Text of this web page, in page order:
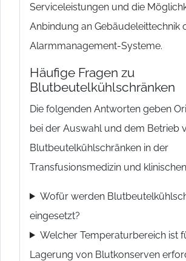
Serviceleistungen und die
Anbindung an Gebäudeleittechnik
Alarmmanagement-Systeme.
Häufige Fragen zu
Blutbeutelkühlschränken
Die folgenden Antworten geben
bei der Auswahl und dem Betrieb
Blutbeutelkühlschränken in der
Transfusionsmedizin und
Wofür werden
eingesetzt?
Welcher Temperaturbereich ist
Lagerung von Blutkonserven